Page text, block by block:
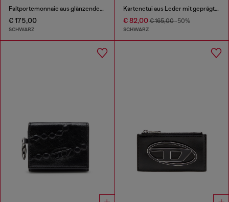
Faltportemonnaie aus glänzendem PU
€ 175,00
SCHWARZ
Kartenetui aus Leder mit geprägtem Kettenmotiv
€ 82,00€ 165,00-50%
SCHWARZ